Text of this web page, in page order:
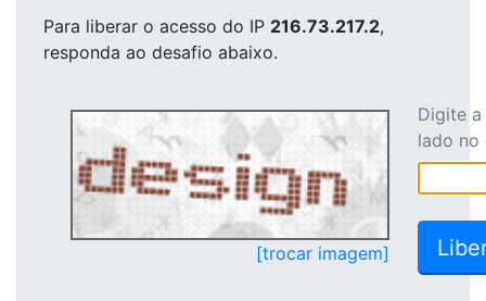
Para liberar o acesso do IP 216.73.217.2,
responda ao desafio abaixo.
[trocar imagem]
Digite
lado no